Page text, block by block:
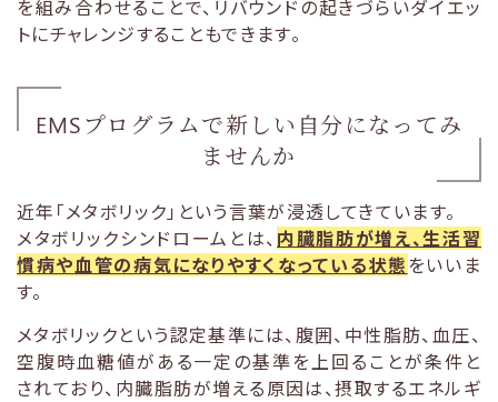
を組み合わせることで、リバウンドの起きづらいダイエッ
トにチャレンジすることもできます。
EMSプログラムで新しい自分になってみ
ませんか
近年「メタボリック」という言葉が浸透してきています。
メタボリックシンドロームとは、 内臓脂肪が増え、生活習
慣病や血管の病気になりやすくなっている状態 をいいま
す。
メタボリックという認定基準には、腹囲、中性脂肪、血圧、
空腹時血糖値がある一定の基準を上回ることが条件と
されており、内臓脂肪が増える原因は、摂取するエネルギ